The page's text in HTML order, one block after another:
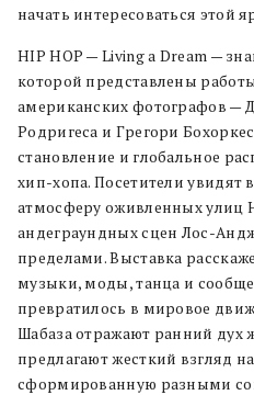
начать интересоваться этой
HIP HOP — Living a Dream —
которой представлены
американских фотографов —
Родригеса и Грегори
становление и глобальное
хип-хопа. Посетители
атмосферу оживленных улиц
андеграундных сцен Лос-
пределами. Выставка
музыки, моды, танца и
превратилось в мировое
Шабаза отражают ранний дух
предлагают жесткий взгляд
сформированную разными